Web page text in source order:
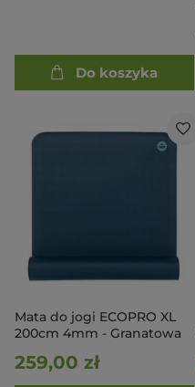
Do koszyka
Mata do jogi ECOPRO XL
200cm 4mm - Granatowa
259,00 zł